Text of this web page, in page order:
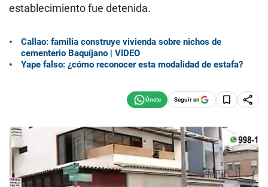
establecimiento fue detenida.
Callao: familia construye vivienda sobre nichos de
cementerio Baquíjano | VIDEO
Yape falso: ¿cómo reconocer esta modalidad de estafa?
Seguir en